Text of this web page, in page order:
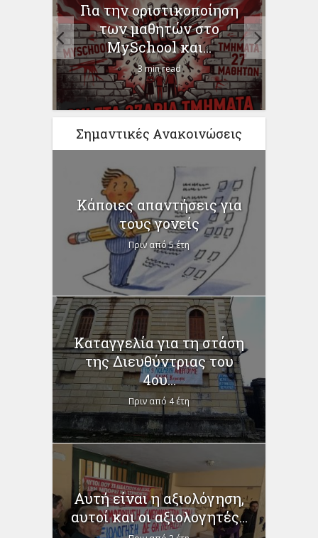
Για την οριστικοποίηση
των μαθητών στο
MySchool και...
3 min read
Σημαντικές Ανακοινώσεις
Κάποιες απαντήσεις για
τους γονείς
Πριν από 5 έτη
Καταγγελία για τη στάση
της Διευθύντριας του
4ου...
Πριν από 4 έτη
Αυτή είναι η αξιολόγηση,
αυτοί και οι αξιολογητές...